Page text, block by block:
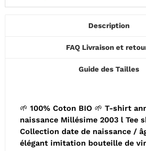
Description
FAQ Livraison et
Guide des Tailles
🌱 100% Coton BIO 🌱 T-shirt
naissance Millésime 2003 l Tee
Collection date de naissance /
élégant imitation bouteille de